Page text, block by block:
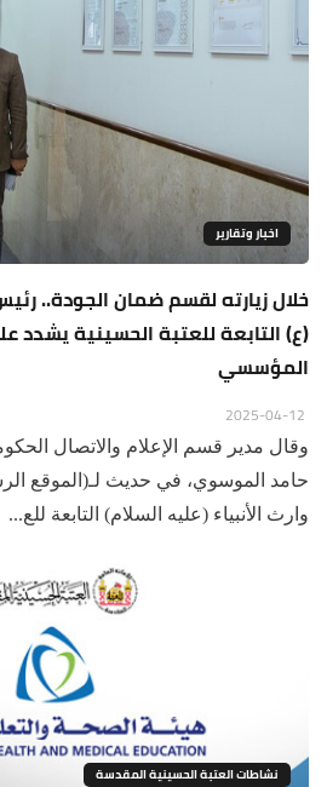
اخبار وتقارير
خلال زيارته لقسم ضمان الجودة..
(ع) التابعة للعتبة الحسينية يشدد
المؤسسي
وقال مدير قسم الإعلام والاتصال
حامد الموسوي، في حديث لـ(الموقع
وارث الأنبياء (عليه السلام) التابعة للع...
نشاطات العتبة الحسينية المقدسة